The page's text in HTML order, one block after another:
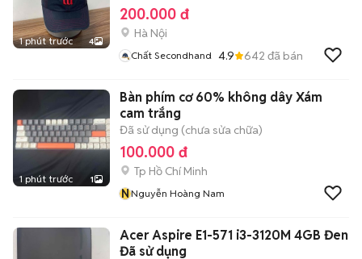
1 phút trước 4
200.000 đ
Hà Nội
Chất Secondhand 4.9 642 đã bán
1 phút trước 1
Bàn phím cơ 60% không dây Xám
cam trắng
Đã sử dụng (chưa sửa chữa)
100.000 đ
Tp Hồ Chí Minh
NNguyễn Hoàng Nam
Acer Aspire E1-571 i3-3120M 4GB Đen
Đã sử dụng